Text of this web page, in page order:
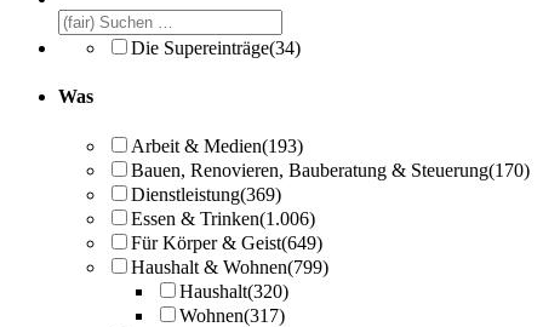
Die Supereinträge(34)
Was
Arbeit & Medien(193)
Bauen, Renovieren, Bauberatung & Steuerung(170)
Dienstleistung(369)
Essen & Trinken(1.006)
Für Körper & Geist(649)
Haushalt & Wohnen(799)
Haushalt(320)
Wohnen(317)